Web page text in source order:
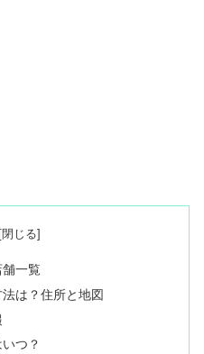
一覧
は？住所と地図
つ？